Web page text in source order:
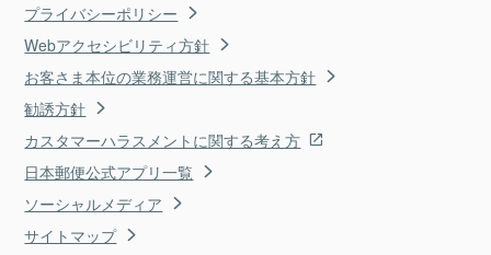
プライバシーポリシー
Webアクセシビリティ方針
お客さま本位の業務運営に関する基本方針
勧誘方針
カスタマーハラスメントに関する考え方
日本郵便公式アプリ一覧
ソーシャルメディア
サイトマップ